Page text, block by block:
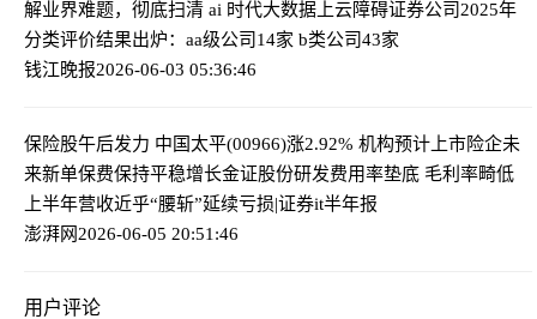
解业界难题，彻底扫清 ai 时代大数据上云障碍证券公司2025年
分类评价结果出炉：aa级公司14家 b类公司43家
钱江晚报2026-06-03 05:36:46
保险股午后发力 中国太平(00966)涨2.92% 机构预计上市险企未
来新单保费保持平稳增长金证股份研发费用率垫底 毛利率畸低
上半年营收近乎“腰斩”延续亏损|证券it半年报
澎湃网2026-06-05 20:51:46
用户评论